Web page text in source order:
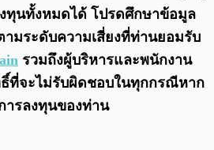
ทุนทั้งหมดได้ โปรดศึกษาข้อมูล
มระดับความเสี่ยงที่ท่านยอมรับ
รวมถึงผู้บริหารและพนักงาน
ที่จะไม่รับผิดชอบในทุกกรณีหาก
ารลงทุนของท่าน